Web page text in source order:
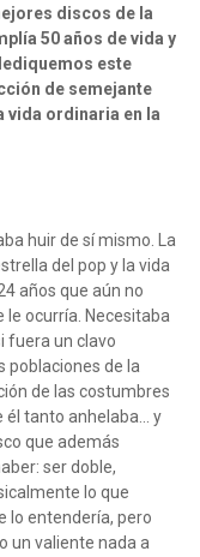
discos de la
50 años de vida y
este
de semejante
vida ordinaria en la
huir de sí mismo. La
del pop y la vida
años que aún no
le ocurría. Necesitaba
fuera un clavo
poblaciones de la
de las costumbres
él tanto anhelaba... y
que además
ser doble,
lo que
lo entendería, pero
un valiente nada a